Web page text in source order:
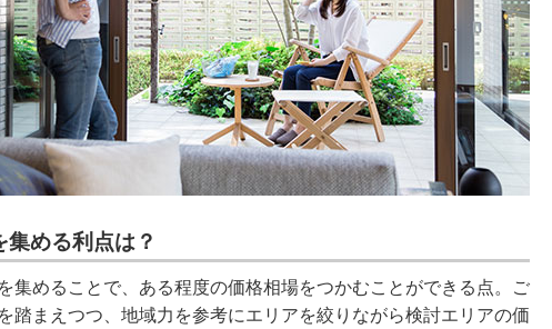
める利点は？
集めることで、ある程度の価格相場をつかむことができる点。ご
踏まえつつ、地域力を参考にエリアを絞りながら検討エリアの価